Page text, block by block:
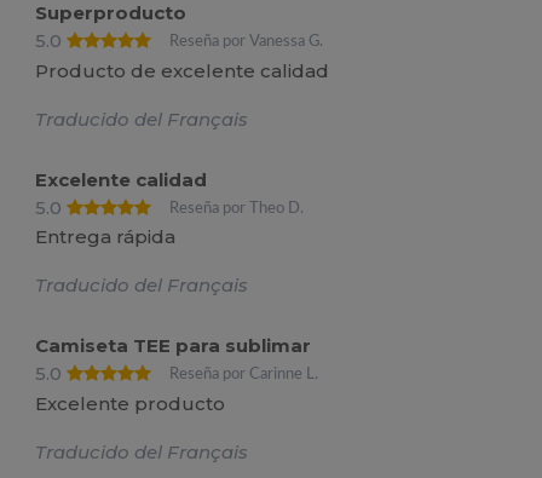
Superproducto
5.0
Reseña por Vanessa G.
Producto de excelente calidad
Traducido del Français
Excelente calidad
5.0
Reseña por Theo D.
Entrega rápida
Traducido del Français
Camiseta TEE para sublimar
5.0
Reseña por Carinne L.
Excelente producto
Traducido del Français